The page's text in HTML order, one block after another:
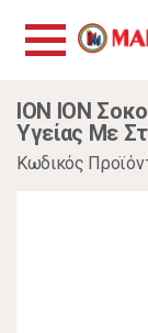
ΙΟΝ ΙΟΝ
Υγείας Με
Κωδικός